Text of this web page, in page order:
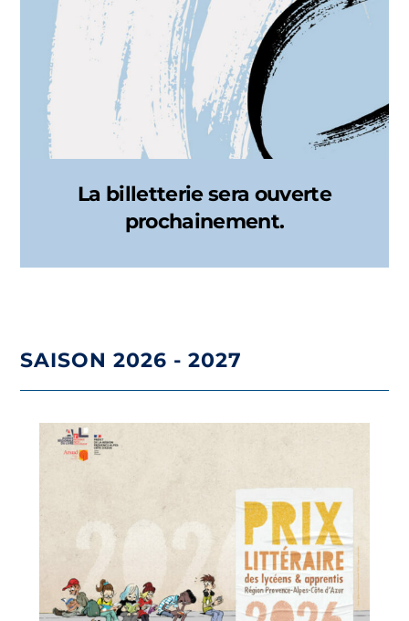
La billetterie sera ouverte
prochainement.
SAISON 2026 - 2027